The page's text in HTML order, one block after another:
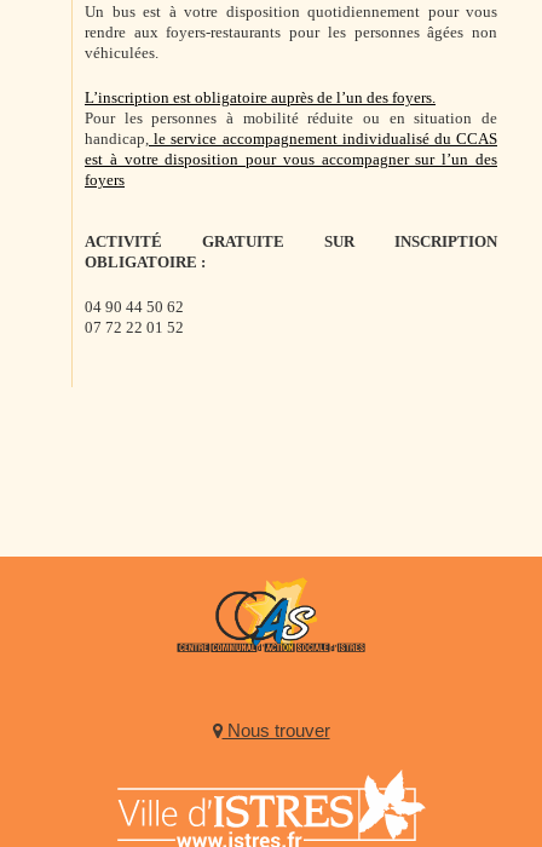
Un bus est à votre disposition quotidiennement pour vous
rendre aux foyers-restaurants pour les personnes âgées non
véhiculées.
L’inscription est obligatoire auprès de l’un des foyers.
Pour les personnes à mobilité réduite ou en situation de
handicap, le service accompagnement individualisé du CCAS
est à votre disposition pour vous accompagner sur l’un des
foyers
ACTIVITÉ GRATUITE SUR INSCRIPTION
OBLIGATOIRE :
04 90 44 50 62
07 72 22 01 52
Nous trouver